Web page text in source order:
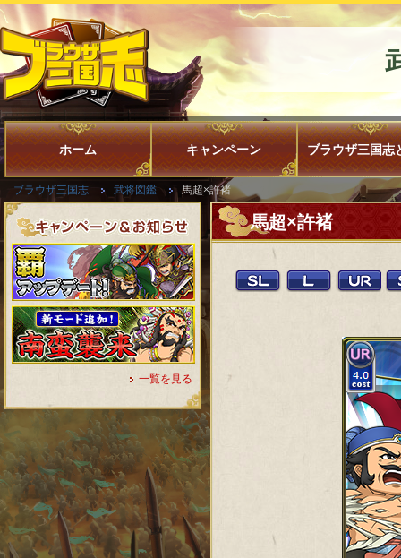
ホーム キャンペーン ブラウザ三国志
ブラウザ三国志 武将図鑑 馬超×許褚
一覧を見る
馬超×許褚